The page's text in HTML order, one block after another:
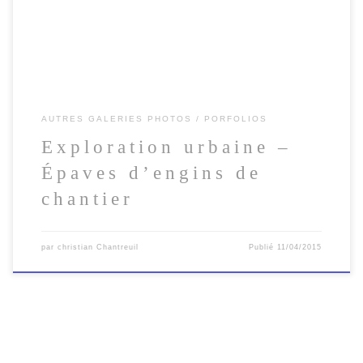
AUTRES GALERIES PHOTOS PORFOLIOS
Exploration urbaine –
Épaves d’engins de
chantier
par christian Chantreuil Publié 11/04/2015